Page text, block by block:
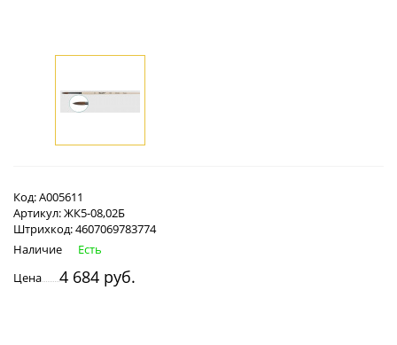
Код:А005611
Артикул:ЖК5-08,02Б
Штрихкод:4607069783774
Наличие
Есть
Цена
4 684 руб.